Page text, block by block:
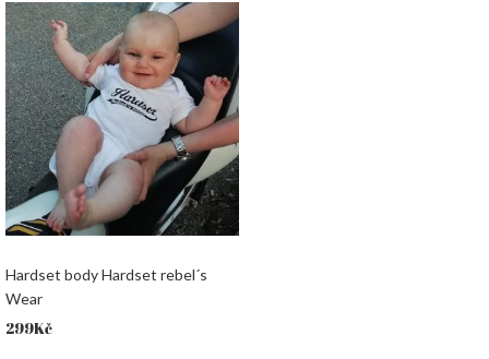
Hardset body Hardset rebel´s
Wear
299Kč